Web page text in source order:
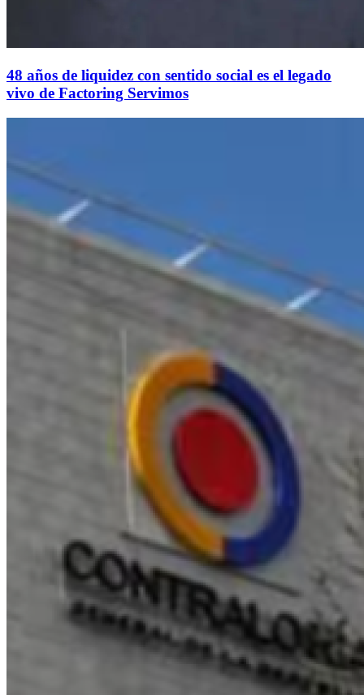
48 años de liquidez con sentido social es el legado
vivo de Factoring Servimos